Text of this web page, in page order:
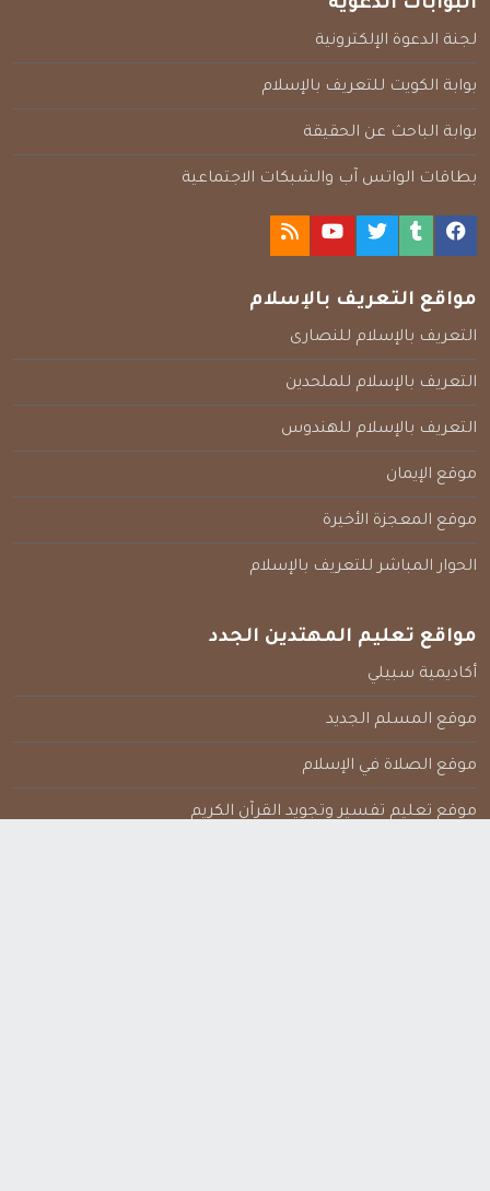
البوابات الدعوية
لجنة الدعوة الإلكترونية
بوابة الكويت للتعريف بالإسلام
بوابة الباحث عن الحقيقة
بطاقات الواتس آب والشبكات الاجتماعية
مواقع التعريف بالإسلام
التعريف بالإسلام للنصارى
التعريف بالإسلام للملحدين
التعريف بالإسلام للهندوس
موقع الإيمان
موقع المعجزة الأخيرة
الحوار المباشر للتعريف بالإسلام
مواقع تعليم المهتدين الجدد
أكاديمية سبيلي
موقع المسلم الجديد
موقع الصلاة في الإسلام
موقع تعليم تفسير وتجويد القرآن الكريم